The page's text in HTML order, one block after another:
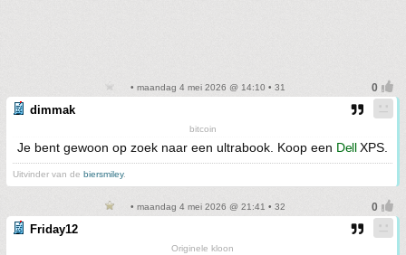
• maandag 4 mei 2026 @ 14:10 • 31
dimmak
bitcoin
Je bent gewoon op zoek naar een ultrabook. Koop een DellXPS.
Uitvinder van de biersmiley.
• maandag 4 mei 2026 @ 21:41 • 32
Friday12
Originele kloon